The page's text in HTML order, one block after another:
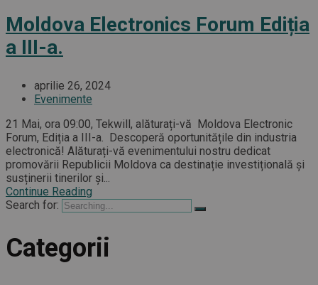
Moldova Electronics Forum Ediția
a III-a.
aprilie 26, 2024
Evenimente
21 Mai, ora 09:00, Tekwill, alăturați-vă Moldova Electronic
Forum, Ediția a III-a. Descoperă oportunitățile din industria
electronică! Alăturați-vă evenimentului nostru dedicat
promovării Republicii Moldova ca destinație investițională și
susținerii tinerilor și...
Continue Reading
Search for:
Categorii